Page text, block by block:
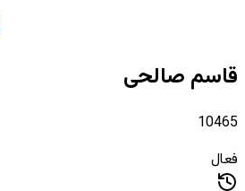
قاسم صالحی
10465
فعال